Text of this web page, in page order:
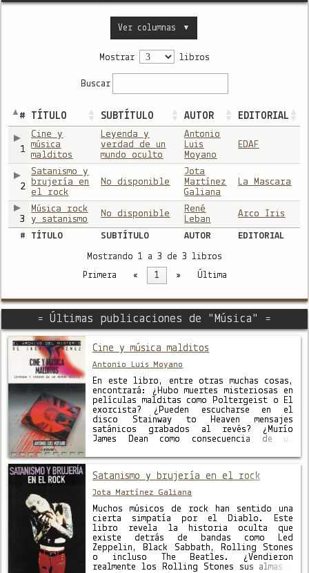
Ver columnas ▼
Mostrar libros
Buscar
# TÍTULO SUBTÍTULO AUTOR EDITORIAL
1
Cine y
música
malditos
Leyenda y
verdad de un
mundo oculto
Antonio
Luis
Moyano
EDAF
2
Satanismo y
brujería en
el rock
No disponible
Jota
Martínez
Galiana
La Mascara
3
Música rock
y satanismo
No disponible
René
Leban
Arco Iris
# TÍTULO SUBTÍTULO AUTOR
EDITORIAL
Mostrando 1 a 3 de 3 libros
Primera « 1 » Última
= Últimas publicaciones de "Música" =
Cine y música malditos
Antonio Luis Moyano
En este libro, entre otras muchas cosas,
encontrará: ¿Hubo muertes misteriosas en
películas malditas como Poltergeist o El
exorcista? ¿Pueden escucharse en el
disco Stainway to Heaven mensajes
satánicos grabados al revés? ¿Murío
James Dean como consecuencia de un
cuerpo de Walt Disney congelado en los
Satanismo y brujería en el rock
Jota Martínez Galiana
Muchos músicos de rock han sentido una
cierta simpatía por el Diablo. Este
libro revela la historia oculta que
existe detrás de bandas como Led
Zeppelin, Black Sabbath, Rolling Stones
o incluso The Beatles. ¿Vendieron
realmente los Rolling Stones sus almas a